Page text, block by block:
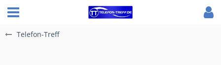
Telefon-Treff